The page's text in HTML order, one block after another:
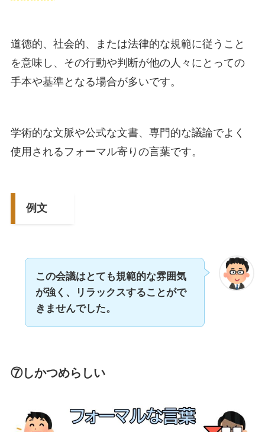
道徳的、社会的、または法律的な規範に従うこと
を意味し、その行動や判断が他の人々にとっての
手本や基準となる場合が多いです。
学術的な文脈や公式な文書、専門的な議論でよく
使用されるフォーマル寄りの言葉です。
例文
この会議はとても規範的な雰囲気
が強く、リラックスすることがで
きませんでした。
⑦しかつめらしい